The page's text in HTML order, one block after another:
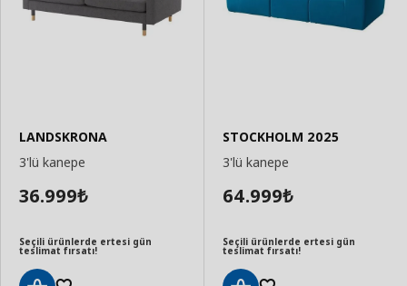
LANDSKRONA
3'lü kanepe
36.999₺
Seçili ürünlerde ertesi gün
teslimat fırsatı!
STOCKHOLM 2025
3'lü kanepe
64.999₺
Seçili ürünlerde ertesi gün
teslimat fırsatı!